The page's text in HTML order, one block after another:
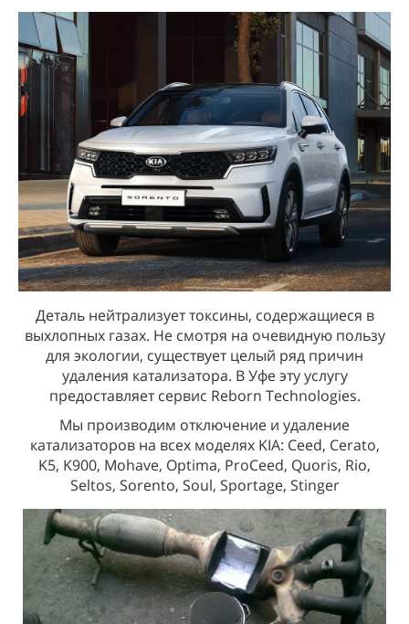
Деталь нейтрализует токсины, содержащиеся в
выхлопных газах. Не смотря на очевидную пользу
для экологии, существует целый ряд причин
удаления катализатора. В Уфе эту услугу
предоставляет сервис Reborn Technologies.
Мы производим отключение и удаление
катализаторов на всех моделях KIA: Ceed, Cerato,
K5, K900, Mohave, Optima, ProCeed, Quoris, Rio,
Seltos, Sorento, Soul, Sportage, Stinger